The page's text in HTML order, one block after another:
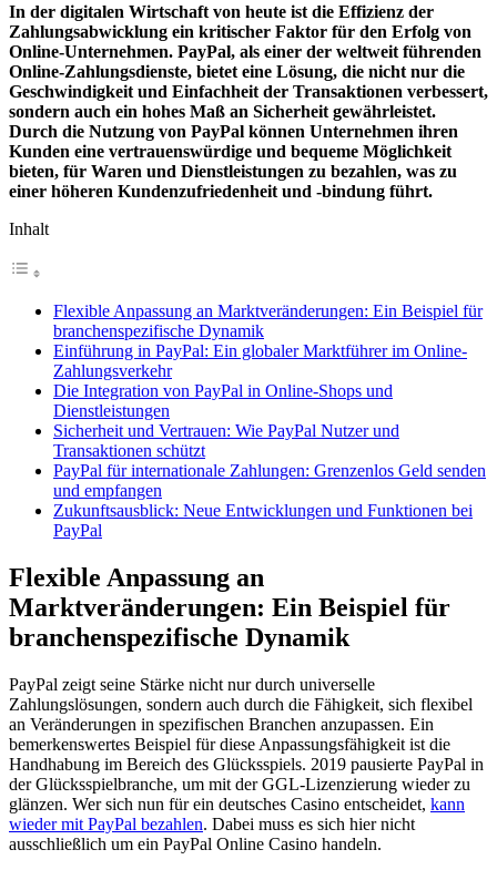
In der digitalen Wirtschaft von heute ist die Effizienz der
Zahlungsabwicklung ein kritischer Faktor für den Erfolg von
Online-Unternehmen. PayPal, als einer der weltweit führenden
Online-Zahlungsdienste, bietet eine Lösung, die nicht nur die
Geschwindigkeit und Einfachheit der Transaktionen verbessert,
sondern auch ein hohes Maß an Sicherheit gewährleistet.
Durch die Nutzung von PayPal können Unternehmen ihren
Kunden eine vertrauenswürdige und bequeme Möglichkeit
bieten, für Waren und Dienstleistungen zu bezahlen, was zu
einer höheren Kundenzufriedenheit und -bindung führt.
Inhalt
Flexible Anpassung an Marktveränderungen: Ein Beispiel für
branchenspezifische Dynamik
Einführung in PayPal: Ein globaler Marktführer im Online-
Zahlungsverkehr
Die Integration von PayPal in Online-Shops und
Dienstleistungen
Sicherheit und Vertrauen: Wie PayPal Nutzer und
Transaktionen schützt
PayPal für internationale Zahlungen: Grenzenlos Geld senden
und empfangen
Zukunftsausblick: Neue Entwicklungen und Funktionen bei
PayPal
Flexible Anpassung an
Marktveränderungen: Ein Beispiel für
branchenspezifische Dynamik
PayPal zeigt seine Stärke nicht nur durch universelle
Zahlungslösungen, sondern auch durch die Fähigkeit, sich flexibel
an Veränderungen in spezifischen Branchen anzupassen. Ein
bemerkenswertes Beispiel für diese Anpassungsfähigkeit ist die
Handhabung im Bereich des Glücksspiels. 2019 pausierte PayPal in
der Glücksspielbranche, um mit der GGL-Lizenzierung wieder zu
glänzen. Wer sich nun für ein deutsches Casino entscheidet, kann
wieder mit PayPal bezahlen. Dabei muss es sich hier nicht
ausschließlich um ein PayPal Online Casino handeln.